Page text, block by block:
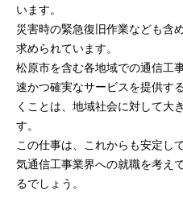
います。
災害時の緊急復旧作業なども含
求められています。
松原市を含む各地域での通信工
速かつ確実なサービスを提供す
くことは、地域社会に対して大
す。
この仕事は、これからも安定し
気通信工事業界への就職を考え
るでしょう。